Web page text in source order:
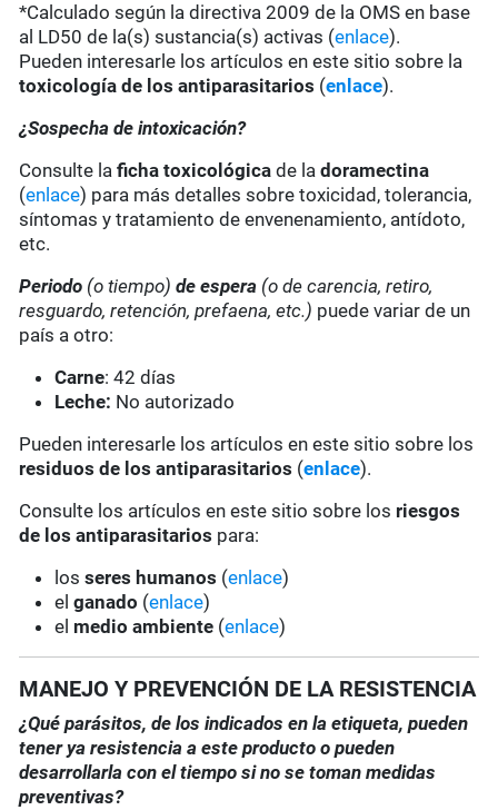
*Calculado según la directiva 2009 de la OMS en base
al LD50 de la(s) sustancia(s) activas (enlace).
Pueden interesarle los artículos en este sitio sobre la
toxicología de los antiparasitarios (enlace).
¿Sospecha de intoxicación?
Consulte laficha toxicológica de ladoramectina
(enlace) para más detalles sobre toxicidad, tolerancia,
síntomas y tratamiento de envenenamiento, antídoto,
etc.
Periodo (o tiempo) de espera (o de carencia, retiro,
resguardo, retención, prefaena, etc.) puede variar de un
país a otro:
Carne: 42 días
Leche: No autorizado
Pueden interesarle los artículos en este sitio sobre los
residuos de los antiparasitarios (enlace).
Consulte los artículos en este sitio sobre los riesgos
de los antiparasitarios para:
losseres humanos (enlace)
elganado (enlace)
el medio ambiente (enlace)
MANEJO Y PREVENCIÓN DE LA RESISTENCIA
¿Qué parásitos, de los indicados en la etiqueta, pueden
tener ya resistencia a este producto o pueden
desarrollarla con el tiempo si no se toman medidas
preventivas?